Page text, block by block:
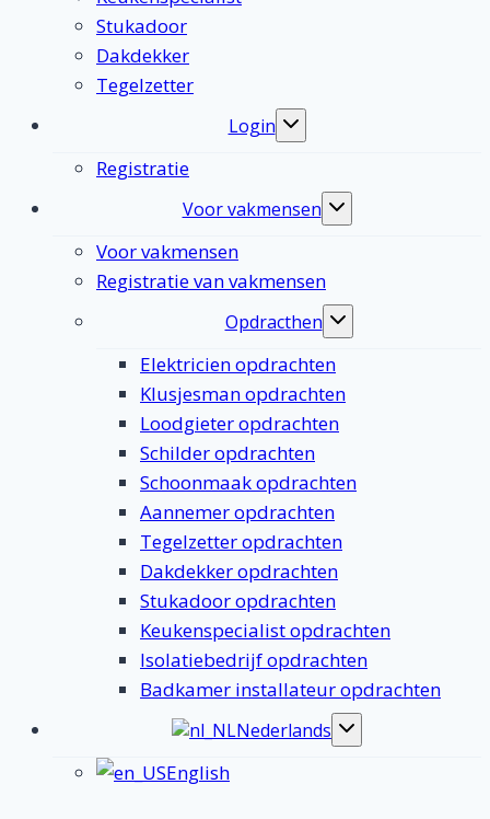
Stukadoor
Dakdekker
Tegelzetter
Login
Toggle
Registratie
Voor vakmensen
Toggle
Voor vakmensen
Registratie van vakmensen
Opdracthen
Toggle
Elektricien opdrachten
Klusjesman opdrachten
Loodgieter opdrachten
Schilder opdrachten
Schoonmaak opdrachten
Aannemer opdrachten
Tegelzetter opdrachten
Dakdekker opdrachten
Stukadoor opdrachten
Keukenspecialist opdrachten
Isolatiebedrijf opdrachten
Badkamer installateur opdrachten
Nederlands
Toggle
English